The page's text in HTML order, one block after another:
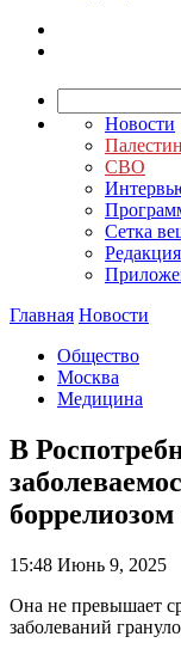
Новости
СВО
Сетка
Редакция
Главная Новости
Общество
Москва
Медицина
В
15:48 Июнь 9, 2025
Она не превышает
заболеваний